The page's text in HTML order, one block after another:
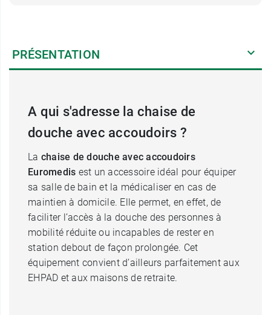
PRÉSENTATION
A qui s'adresse la chaise de
douche avec accoudoirs ?
La chaise de douche avec accoudoirs
Euromedis est un accessoire idéal pour équiper
sa salle de bain et la médicaliser en cas de
maintien à domicile. Elle permet, en effet, de
faciliter l’accès à la douche des personnes à
mobilité réduite ou incapables de rester en
station debout de façon prolongée. Cet
équipement convient d’ailleurs parfaitement aux
EHPAD et aux maisons de retraite.